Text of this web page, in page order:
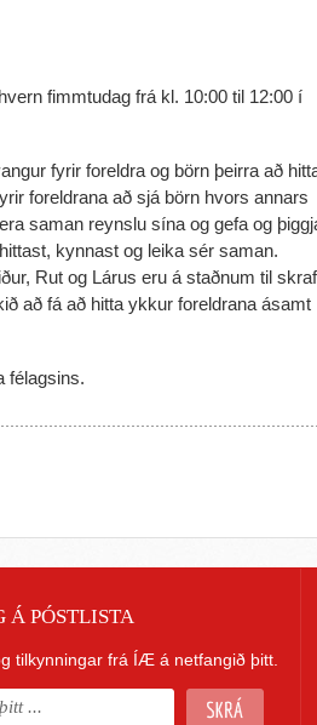
fimmtudag frá kl. 10:00 til 12:00 í
fyrir foreldra og börn þeirra að
foreldrana að sjá börn hvors annars
saman reynslu sína og gefa og
kynnast og leika sér saman.
Rut og Lárus eru á staðnum til
að fá að hitta ykkur foreldrana ásamt
félagsins.
Á PÓSTLISTA
tilkynningar frá ÍÆ á netfangið þitt.